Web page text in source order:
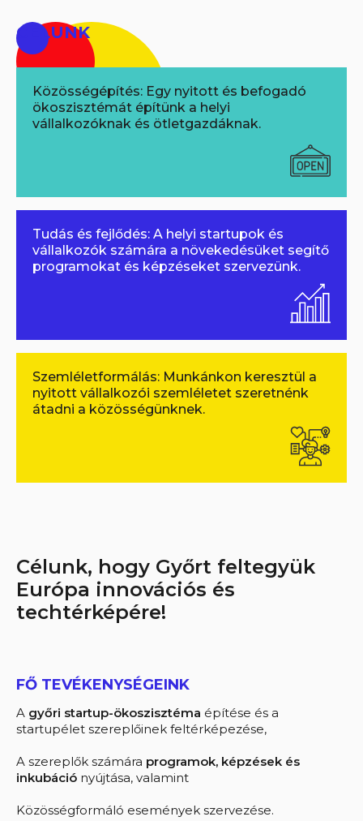
CÉLUNK
Közösségépítés: Egy nyitott és befogadó
ökoszisztémát építünk a helyi
vállalkozóknak és ötletgazdáknak.
Tudás és fejlődés: A helyi startupok és
vállalkozók számára a növekedésüket segítő
programokat és képzéseket szervezünk.
Szemléletformálás: Munkánkon keresztül a
nyitott vállalkozói szemléletet szeretnénk
átadni a közösségünknek.
Célunk, hogy Győrt feltegyük
Európa innovációs és
techtérképére!
FŐ TEVÉKENYSÉGEINK
A győri startup-ökoszisztéma építése és a
startupélet szereplőinek feltérképezése,
A szereplők számára programok, képzések és
inkubáció nyújtása, valamint
Közösségformáló események szervezése.